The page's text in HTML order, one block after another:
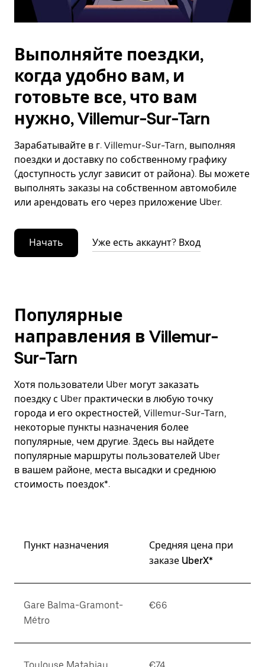
Выполняйте поездки,
когда удобно вам, и
готовьте все, что вам
нужно, Villemur-Sur-Tarn
Зарабатывайте в г. Villemur-Sur-Tarn, выполняя
поездки и доставку по собственному графику
(доступность услуг зависит от района). Вы можете
выполнять заказы на собственном автомобиле
или арендовать его через приложение Uber.
Начать Уже есть аккаунт? Вход
Популярные
направления в Villemur-
Sur-Tarn
Хотя пользователи Uber могут заказать
поездку с Uber практически в любую точку
города и его окрестностей, Villemur-Sur-Tarn,
некоторые пункты назначения более
популярные, чем другие. Здесь вы найдете
популярные маршруты пользователей Uber
в вашем районе, места высадки и среднюю
стоимость поездок*.
Пункт назначения
Средняя цена при
заказе UberX*
Gare Balma-Gramont-
Métro
€66